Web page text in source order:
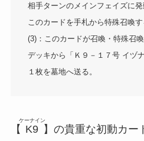
相手ターンのメインフェイズに発
このカードを手札から特殊召喚す
(3)：このカードが召喚・特殊召
デッキから「Ｋ９－１７号 イヅ
１枚を墓地へ送る。
【 K9
ケーナイン
】の貴重な初動カー